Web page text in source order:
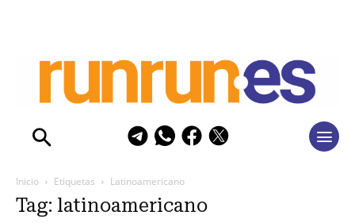
Inicio Etiquetas Latinoamericano
Tag: latinoamericano